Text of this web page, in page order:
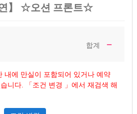
연】 ☆오션 프론트☆
합계 －
내에 만실이 포함되어 있거나 예약
니다. 「조건 변경 」에서 재검색 해